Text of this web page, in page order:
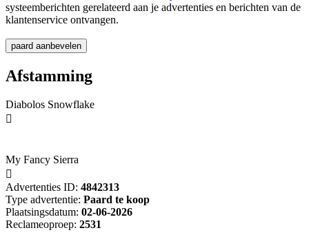
systeemberichten gerelateerd aan je advertenties en berichten van de
klantenservice ontvangen.
Afstamming
Diabolos Snowflake

My Fancy Sierra

Advertenties ID: 4842313
Type advertentie: Paard te koop
Plaatsingsdatum: 02-06-2026
Reclameoproep: 2531